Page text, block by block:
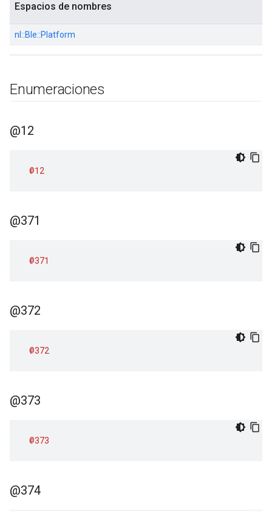
Espacios de nombres
nl::Ble::Platform
Enumeraciones
@12
@12
@371
@371
@372
@372
@373
@373
@374